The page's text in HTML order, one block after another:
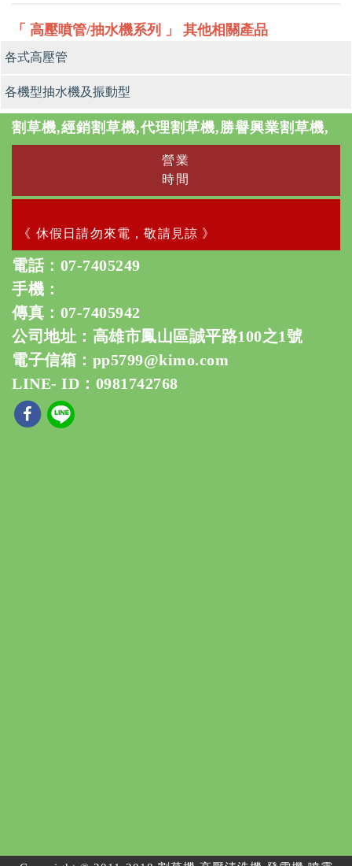
「 高壓噴管/抽水機系列 」 其他相關產品
各式高壓管
各機型抽水機及振動型
割草機,經銷割草機,代理割草機,勝譽興業割草機,
營業
時間
《 休假日請勿來電，敬請見諒 》
電話： 07-7405249
手機：
傳真：07-7405942
公司地址：高雄市鳳山區誠平路100之1號
電子信箱： pp5799@kimo.com
LINE- ID：0981742768